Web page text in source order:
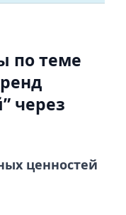
по теме
через
ценностей